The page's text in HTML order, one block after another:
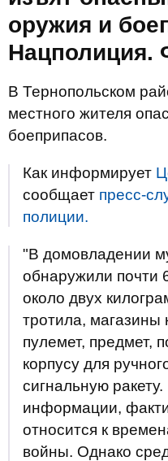
оружия и
Нацполиция.
В Тернопольском
местного жителя
боеприпасов.
Как информирует
сообщает пресс-
полиции.
"В домовладении
обнаружили почти
около двух
тротила, магазины
пулемет, предмет,
корпусу для
сигнальную
информации,
относится к
войны. Однако